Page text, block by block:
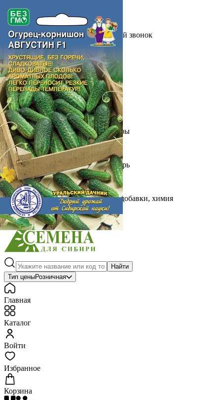
Выберите город
Обратный звонокЗаказать обратный звонок
Каталог
Семена
Грунты
Газонные травы, сидераты
Горшки, рассадники, аксессуары
Посадочный материал
Садовый инструмент, инвентарь
Консервирование
Средства защиты, удобрения, добавки, химия
Обустройство сада, декор
Найти
Тип ценыРозничная
Главная
Каталог
Войти
Избранное
Корзина